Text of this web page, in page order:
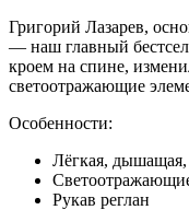
Григорий Лазарев,
— наш главный
кроем на спине,
светоотражающие
Особенности:
Лёгкая, дышащая,
Рукав реглан